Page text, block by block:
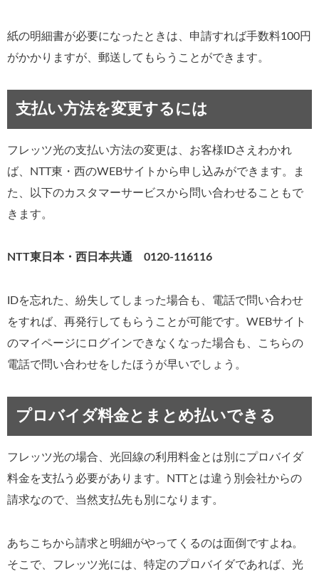
紙の明細書が必要になったときは、申請すれば手数料100円
がかかりますが、郵送してもらうことができます。
支払い方法を変更するには
フレッツ光の支払い方法の変更は、お客様IDさえわかれ
ば、NTT東・西のWEBサイトから申し込みができます。ま
た、以下のカスタマーサービスから問い合わせることもで
きます。
NTT東日本・西日本共通 0120-116116
IDを忘れた、紛失してしまった場合も、電話で問い合わせ
をすれば、再発行してもらうことが可能です。WEBサイト
のマイページにログインできなくなった場合も、こちらの
電話で問い合わせをしたほうが早いでしょう。
プロバイダ料金とまとめ払いできる
フレッツ光の場合、光回線の利用料金とは別にプロバイダ
料金を支払う必要があります。NTTとは違う別会社からの
請求なので、当然支払先も別になります。
あちこちから請求と明細がやってくるのは面倒ですよね。
そこで、フレッツ光には、特定のプロバイダであれば、光